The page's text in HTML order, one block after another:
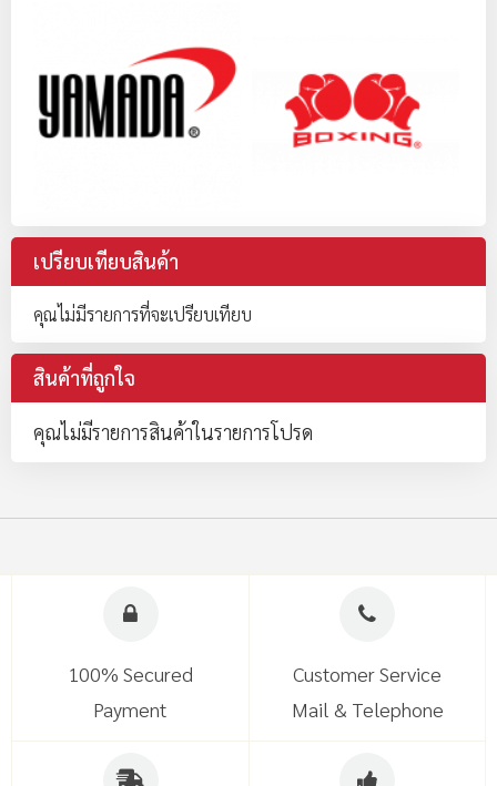
เปรียบเทียบสินค้า
คุณไม่มีรายการที่จะเปรียบเทียบ
สินค้าที่ถูกใจ
คุณไม่มีรายการสินค้าในรายการโปรด
100% Secured
Payment
Customer Service
Mail & Telephone